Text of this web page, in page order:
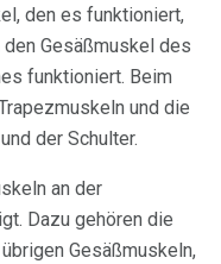
den es funktioniert,
Gesäßmuskel des
funktioniert. Beim
und die
der Schulter.
an der
Dazu gehören die
Gesäßmuskeln,